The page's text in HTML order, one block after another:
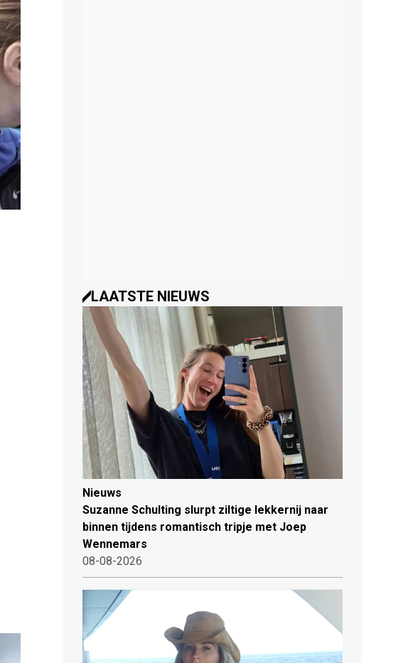
LAATSTE NIEUWS
Nieuws
Suzanne Schulting slurpt ziltige lekkernij naar
binnen tijdens romantisch tripje met Joep
Wennemars
08-08-2026